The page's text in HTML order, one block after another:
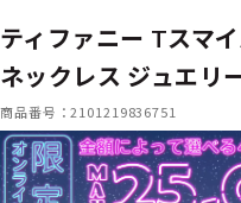
ティファニー Tスマ
ネックレス ジュエリ
商品番号：2101219836751